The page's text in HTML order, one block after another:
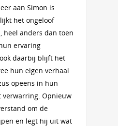
aan Simon is
het ongeloof
heel anders dan toen
ervaring
daarbij blijft het
hun eigen verhaal
opeens in hun
verwarring. Opnieuw
om de
en legt hij uit wat